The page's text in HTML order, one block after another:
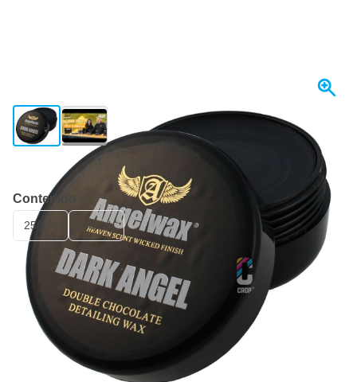
View larger imageView larger image
Se envía mañana
Contenido
250 ml 33 ml
18, 44€ incl. IVA
Cantidad
Añadir al carrito
Haz tu pedido antes de las 23:59,